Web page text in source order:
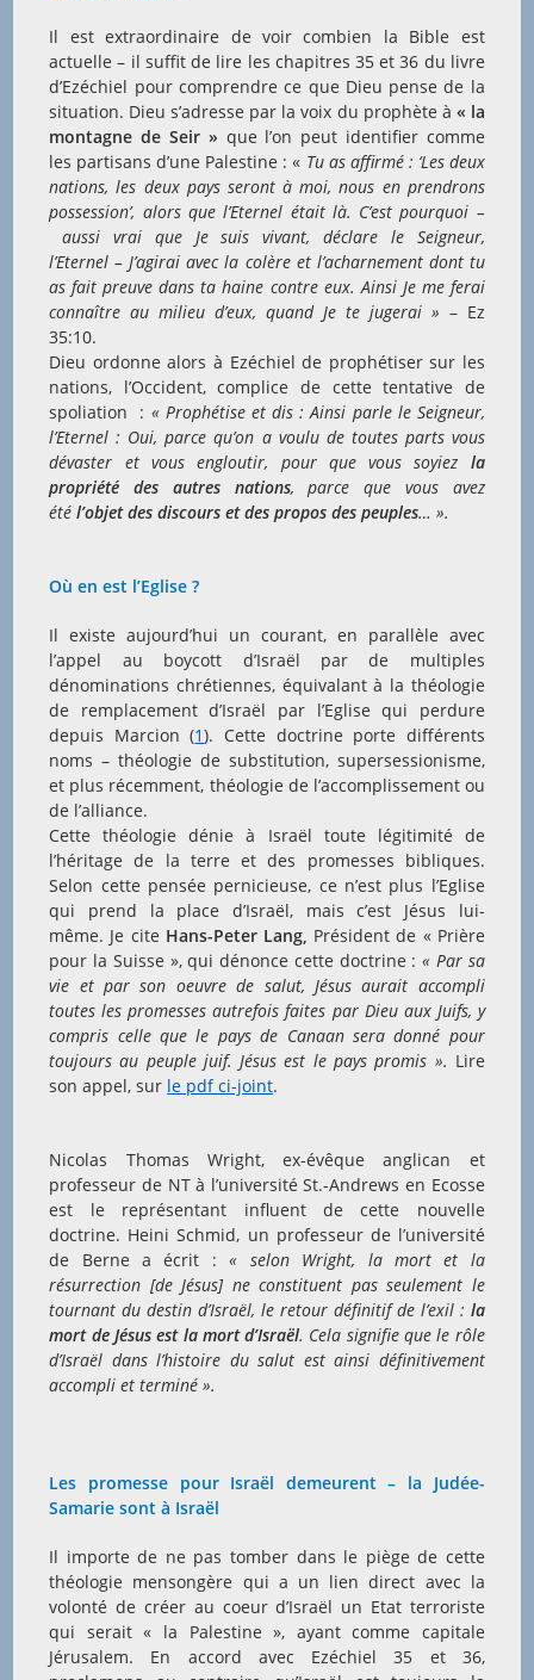
Il est extraordinaire de voir combien la Bible est
actuelle – il suffit de lire les chapitres 35 et 36 du livre
d’Ezéchiel pour comprendre ce que Dieu pense de la
situation. Dieu s’adresse par la voix du prophète à « la
montagne de Seir » que l’on peut identifier comme
les partisans d’une Palestine : « Tu as affirmé : ‘Les deux
nations, les deux pays seront à moi, nous en prendrons
possession’, alors que l’Eternel était là. C’est pourquoi –
aussi vrai que Je suis vivant, déclare le Seigneur,
l’Eternel – J’agirai avec la colère et l’acharnement dont tu
as fait preuve dans ta haine contre eux. Ainsi Je me ferai
connaître au milieu d’eux, quand Je te jugerai » – Ez
35:10.
Dieu ordonne alors à Ezéchiel de prophétiser sur les
nations, l’Occident, complice de cette tentative de
spoliation : « Prophétise et dis : Ainsi parle le Seigneur,
l’Eternel : Oui, parce qu’on a voulu de toutes parts vous
dévaster et vous engloutir, pour que vous soyiez la
propriété des autres nations, parce que vous avez
étél’objet des discours et des propos des peuples… ».
Où en est l’Eglise ?
Il existe aujourd’hui un courant, en parallèle avec
l’appel au boycott d’Israël par de multiples
dénominations chrétiennes, équivalant à la théologie
de remplacement d’Israël par l’Eglise qui perdure
depuis Marcion (1). Cette doctrine porte différents
noms – théologie de substitution, supersessionisme,
et plus récemment, théologie de l’accomplissement ou
de l’alliance.
Cette théologie dénie à Israël toute légitimité de
l’héritage de la terre et des promesses bibliques.
Selon cette pensée pernicieuse, ce n’est plus l’Eglise
qui prend la place d’Israël, mais c’est Jésus lui-
même. Je cite Hans-Peter Lang, Président de « Prière
pour la Suisse », qui dénonce cette doctrine :«Par sa
vie et par son oeuvre de salut, Jésus aurait accompli
toutes les promesses autrefois faites par Dieu aux Juifs, y
compris celle que le pays de Canaan sera donné pour
toujours au peuple juif. Jésus est le pays promis ». Lire
son appel, sur le pdf ci-joint.
Nicolas Thomas Wright, ex-évêque anglican et
professeur de NT à l’université St.-Andrews en Ecosse
est le représentant influent de cette nouvelle
doctrine. Heini Schmid, un professeur de l’université
de Berne a écrit :« selon Wright, la mort et la
résurrection [de Jésus] ne constituent pas seulement le
tournant du destin d’Israël, le retour définitif de l’exil : la
mort de Jésus est la mort d’Israël. Cela signifie que le rôle
d’Israël dans l’histoire du salut est ainsi définitivement
accompli et terminé ».
Les promesse pour Israël demeurent – la Judée-
Samarie sont à Israël
Il importe de ne pas tomber dans le piège de cette
théologie mensongère qui a un lien direct avec la
volonté de créer au coeur d’Israël un Etat terroriste
qui serait « la Palestine », ayant comme capitale
Jérusalem. En accord avec Ezéchiel 35 et 36,